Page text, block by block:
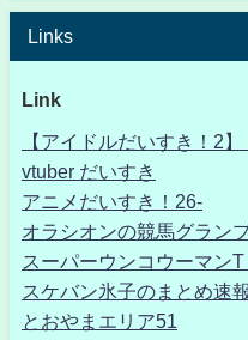
Links
Link
【アイドルだいすき！2
vtuber だいすき
アニメだいすき！26-
オラシオンの競馬グラン
スーパーウンコウーマンT
スケバン氷子のまとめ速報
とおやまエリア51